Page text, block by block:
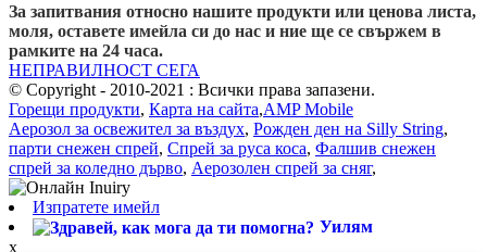
За запитвания относно нашите продукти или ценова листа,
моля, оставете имейла си до нас и ние ще се свържем в
рамките на 24 часа.
НЕПРАВИЛНОСТ СЕГА
© Copyright - 2010-2021 : Всички права запазени.
Горещи продукти, Карта на сайта,AMP Mobile
Аерозол за освежител за въздух, Рожден ден на Silly String,
парти снежен спрей, Спрей за руса коса, Фалшив снежен
спрей за коледно дърво, Аерозолен спрей за сняг,
Изпратете имейл
Уилям
x